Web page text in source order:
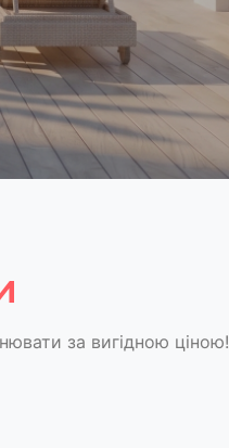
за вигідною ціною!